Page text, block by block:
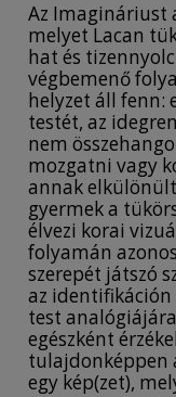
Az Imagináriust
melyet Lacan
hat és
végbemenő
helyzet áll fenn:
testét, az
nem
mozgatni vagy
annak
gyermek a
élvezi korai
folyamán
szerepét játszó
az identifikáción
test
egészként
tulajdonképpen
egy kép(zet),